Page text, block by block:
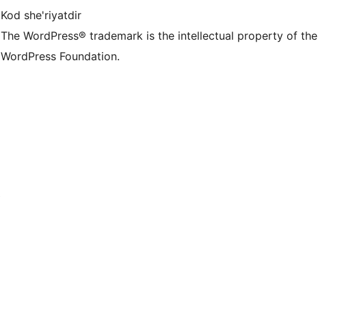
Kod she'riyatdir
The WordPress® trademark is the intellectual property of the
WordPress Foundation.